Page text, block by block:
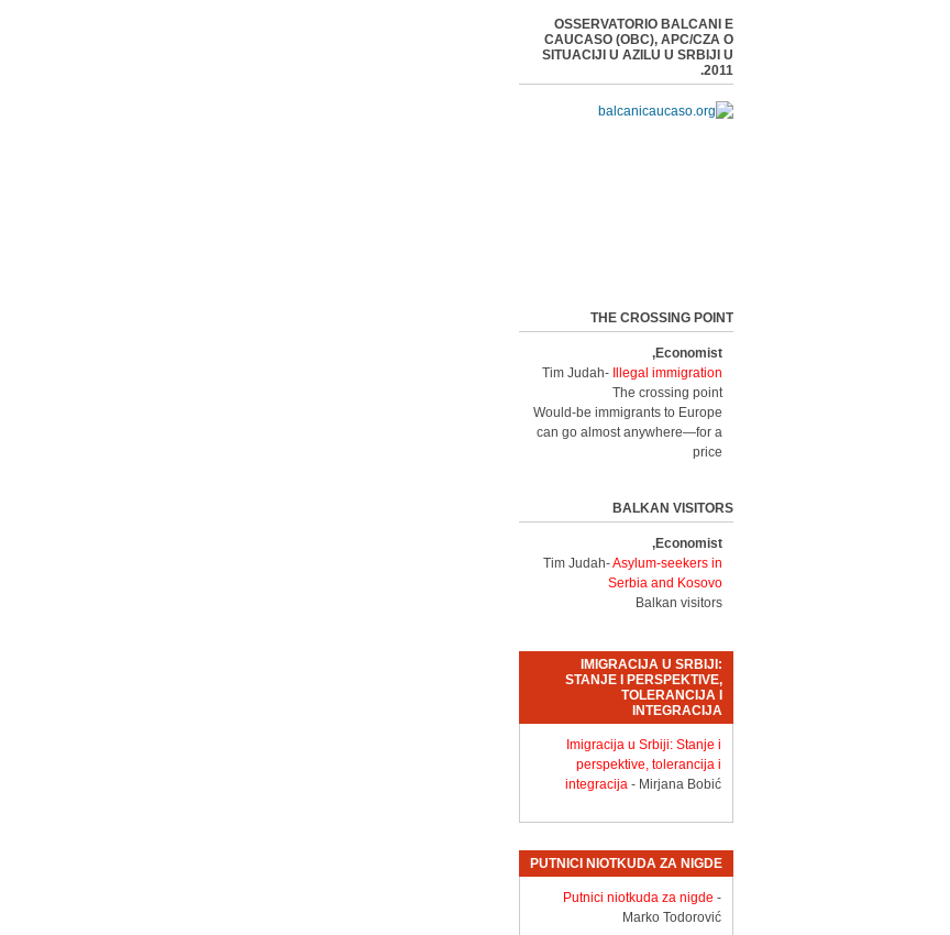
OSSERVATORIO BALCANI E
CAUCASO (OBC), APC/CZA O
SITUACIJI U AZILU U SRBIJI U
2011.
THE CROSSING POINT
Economist,
Tim Judah-
Illegal immigration
The crossing point
Would-be immigrants to Europe
can go almost anywhere—for a
price
BALKAN VISITORS
Economist,
Tim Judah-Asylum-seekers in
Serbia and Kosovo
Balkan visitors
IMIGRACIJA U SRBIJI:
STANJE I PERSPEKTIVE,
TOLERANCIJA I
INTEGRACIJA
Imigracija u Srbiji: Stanje i
perspektive, tolerancija i
integracija - Mirjana Bobić
PUTNICI NIOTKUDA ZA NIGDE
Putnici niotkuda za nigde -
Marko Todorović